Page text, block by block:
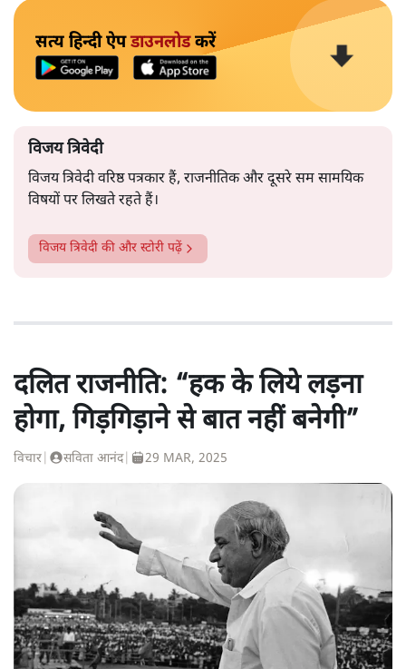
सत्य हिन्दी ऐपडाउनलोडकरें
विजय त्रिवेदी
विजय त्रिवेदी वरिष्ठ पत्रकार हैं, राजनीतिक और दूसरे सम सामयिक
विषयों पर लिखते रहते हैं।
विजय त्रिवेदी की और स्टोरी पढ़ें
दलित राजनीति: “हक के लिये लड़ना
होगा, गिड़गिड़ाने से बात नहीं बनेगी”
विचार सविता आनंद| 29 MAR, 2025